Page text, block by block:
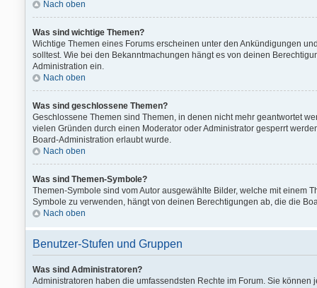
Nach oben
Was sind wichtige Themen?
Wichtige Themen eines Forums erscheinen unter den Ankündigungen
solltest. Wie bei den Bekanntmachungen hängt es von deinen
Administration ein.
Nach oben
Was sind geschlossene Themen?
Geschlossene Themen sind Themen, in denen nicht mehr geantwortet
vielen Gründen durch einen Moderator oder Administrator gesperrt
Board-Administration erlaubt wurde.
Nach oben
Was sind Themen-Symbole?
Themen-Symbole sind vom Autor ausgewählte Bilder, welche mit einem
Symbole zu verwenden, hängt von deinen Berechtigungen ab, die die
Nach oben
Benutzer-Stufen und Gruppen
Was sind Administratoren?
Administratoren haben die umfassendsten Rechte im Forum. Sie